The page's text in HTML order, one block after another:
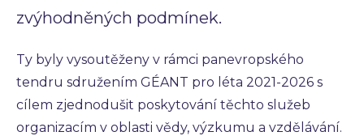
zvýhodněných podmínek.
Ty byly vysoutěženy v rámci panevropského
tendru sdružením GÉANT pro léta 2021-2026 s
cílem zjednodušit poskytování těchto služeb
organizacím v oblasti vědy, výzkumu a vzdělávání.